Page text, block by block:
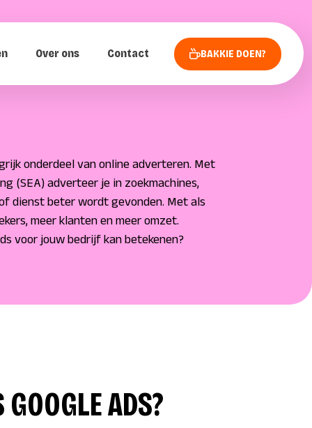
Over ons Contact BAKKIE DOEN?
onderdeel van online adverteren. Met
(SEA) adverteer je in zoekmachines,
dienst beter wordt gevonden. Met als
meer klanten en meer omzet.
voor jouw bedrijf kan betekenen?
ADS?